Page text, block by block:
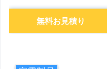
無料お見積り